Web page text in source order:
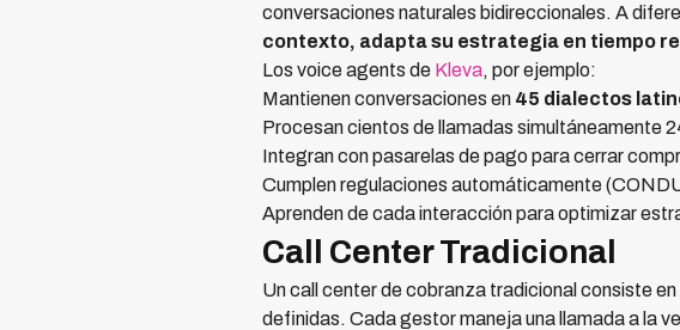
conversaciones naturales bidireccionales. A
contexto, adapta su estrategia en tiempo
Los voice agents de Kleva, por ejemplo:
Mantienen conversaciones en 45 dialectos
Procesan cientos de llamadas simultáneamente
Integran con pasarelas de pago para cerrar
Cumplen regulaciones automáticamente
Aprenden de cada interacción para optimizar
Call Center Tradicional
Un call center de cobranza tradicional consiste
definidas. Cada gestor maneja una llamada a la